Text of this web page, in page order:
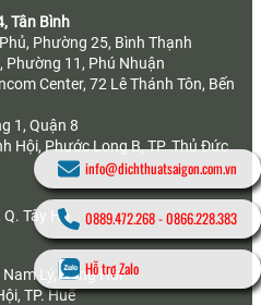
Tân Bình
Phường 25, Bình Thạnh
Phường 11, Phú Nhuận
Center, 72 Lê Thánh Tôn, Bến
1, Quận 8
Hội, Phước Long B, TP. Thủ Đức
Tây Hồ
Lý, Đồng Hới
TP. Huế
info@dichthuatsaigon.com.vn
0889.472.268-0866.228.383
Hỗ trợ Zalo